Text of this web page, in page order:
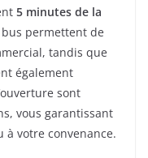
5 minutes de la
permettent de
tandis que
également
sont
vous garantissant
votre convenance.